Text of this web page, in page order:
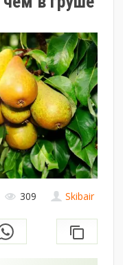
Skibair
309